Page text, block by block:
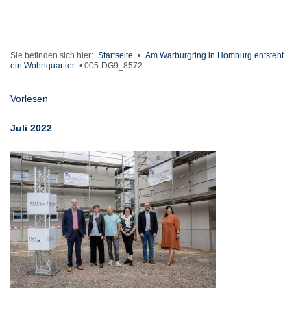
Sie befinden sich hier: Startseite • Am Warburgring in Homburg entsteht
ein Wohnquartier • 005-DG9_8572
Vorlesen
Juli 2022